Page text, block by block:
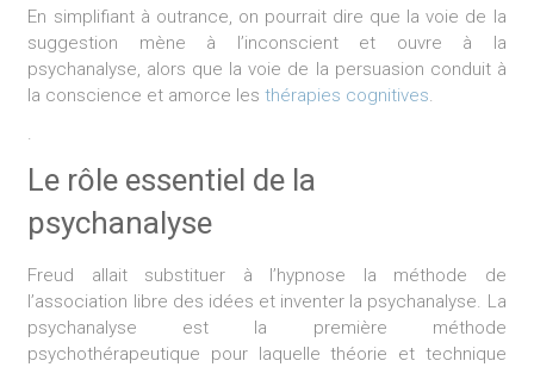
En simplifiant à outrance, on pourrait dire que la voie de la
suggestion mène à l’inconscient et ouvre à la
psychanalyse, alors que la voie de la persuasion conduit à
la conscience et amorce lesthérapies cognitives.
.
Le rôle essentiel de la
psychanalyse
Freud allait substituer à l’hypnose la méthode de
l’association libre des idées et inventer la psychanalyse. La
psychanalyse est la première méthode
psychothérapeutique pour laquelle théorie et technique